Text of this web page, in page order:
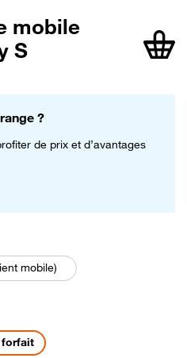
mobile
S
?
de prix et d’avantages
les choix suivants
mobile)
forfait